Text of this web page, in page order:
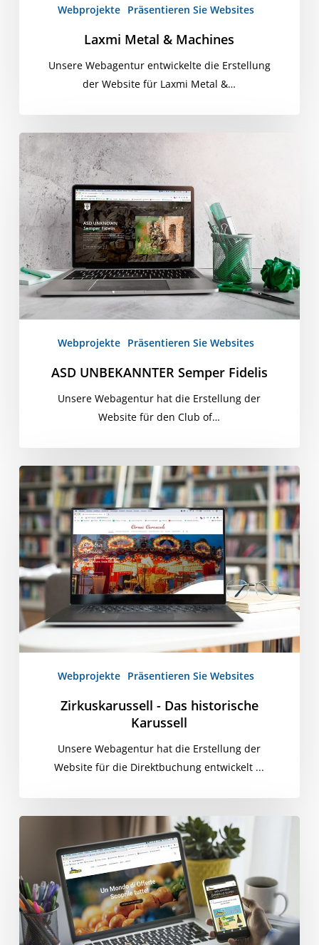
Webprojekte Präsentieren Sie Websites
Laxmi Metal & Machines
Unsere Webagentur entwickelte die Erstellung
der Website für Laxmi Metal &…
ASD
Semper
Fidelis
Webprojekte Präsentieren Sie Websites
ASD UNBEKANNTER Semper Fidelis
Unsere Webagentur hat die Erstellung der
Website für den Club of…
Zirkuskarussell
-
Das
historische
Karussell
Webprojekte Präsentieren Sie Websites
Zirkuskarussell - Das historische
Karussell
Unsere Webagentur hat die Erstellung der
Website für die Direktbuchung entwickelt ...
DiMeglio
Supermärkte